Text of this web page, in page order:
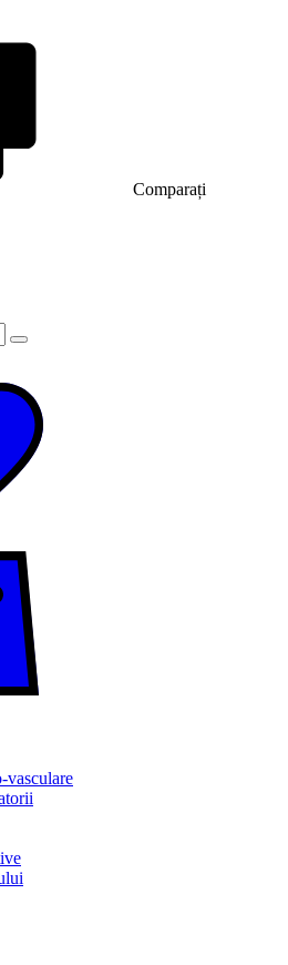
Comparați
vasculare